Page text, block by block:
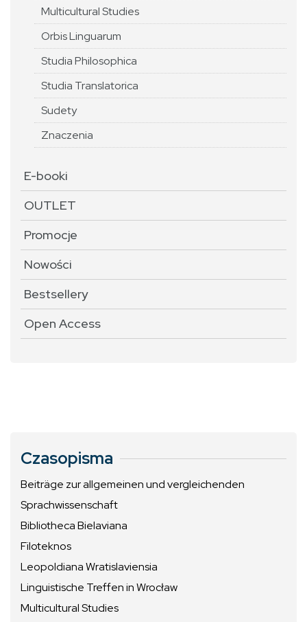
Multicultural Studies
Orbis Linguarum
Studia Philosophica
Studia Translatorica
Sudety
Znaczenia
E-booki
OUTLET
Promocje
Nowości
Bestsellery
Open Access
Czasopisma
Beiträge zur allgemeinen und vergleichenden
Sprachwissenschaft
Bibliotheca Bielaviana
Filoteknos
Leopoldiana Wratislaviensia
Linguistische Treffen in Wrocław
Multicultural Studies